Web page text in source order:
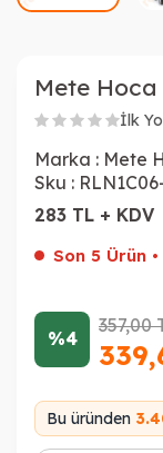
Mete
İlk
Marka : Mete
Sku :
283 TL + KDV
Son 5 Ürün
%4
357,00
Bu üründen